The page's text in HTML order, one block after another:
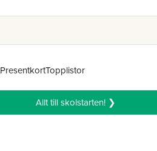
PresentkortTopplistor
Allt till skolstarten! ❯